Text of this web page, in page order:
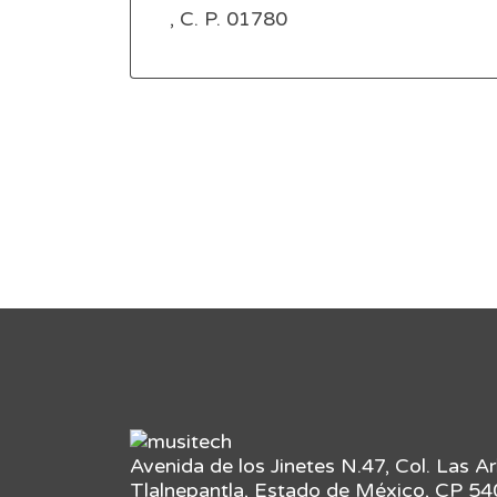
, C. P. 01780
Avenida de los Jinetes N.47, Col. Las
Tlalnepantla, Estado de México, CP